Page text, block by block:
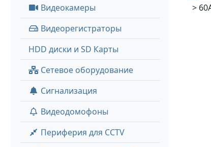
Видеокамеры
Видеорегистраторы
HDD диски и SD Карты
Сетевое оборудование
Сигнализация
Видеодомофоны
Периферия для CCTV
>